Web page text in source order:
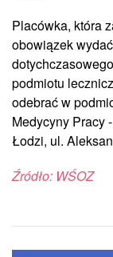
Placówka, która
obowiązek
podmiotu
odebrać w
Medycyny Pracy
Łodzi, ul.
Źródło: WŚOZ